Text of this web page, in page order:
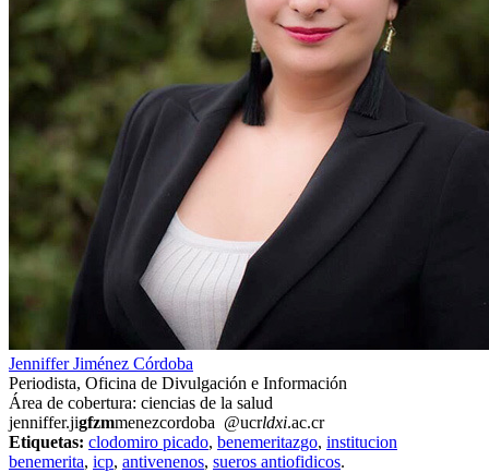
Jenniffer Jiménez Córdoba
Periodista, Oficina de Divulgación e Información
Área de cobertura: ciencias de la salud
jenniffer.jigfzmmenezcordoba @ucrldxi.ac.cr
Etiquetas: clodomiro picado, benemeritazgo, institucion
benemerita, icp, antivenenos, sueros antiofidicos.